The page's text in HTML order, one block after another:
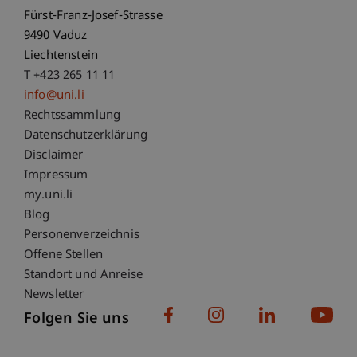
Fürst-Franz-Josef-Strasse
9490 Vaduz
Liechtenstein
T +423 265 11 11
info@uni.li
Fußzeile Rechtliche Hinweise
Rechtssammlung
Datenschutzerklärung
Disclaimer
Impressum
Fußzeile Subdomain-Verzeichnis
my.uni.li
Blog
Personenverzeichnis
Offene Stellen
Standort und Anreise
Newsletter
Folgen Sie uns